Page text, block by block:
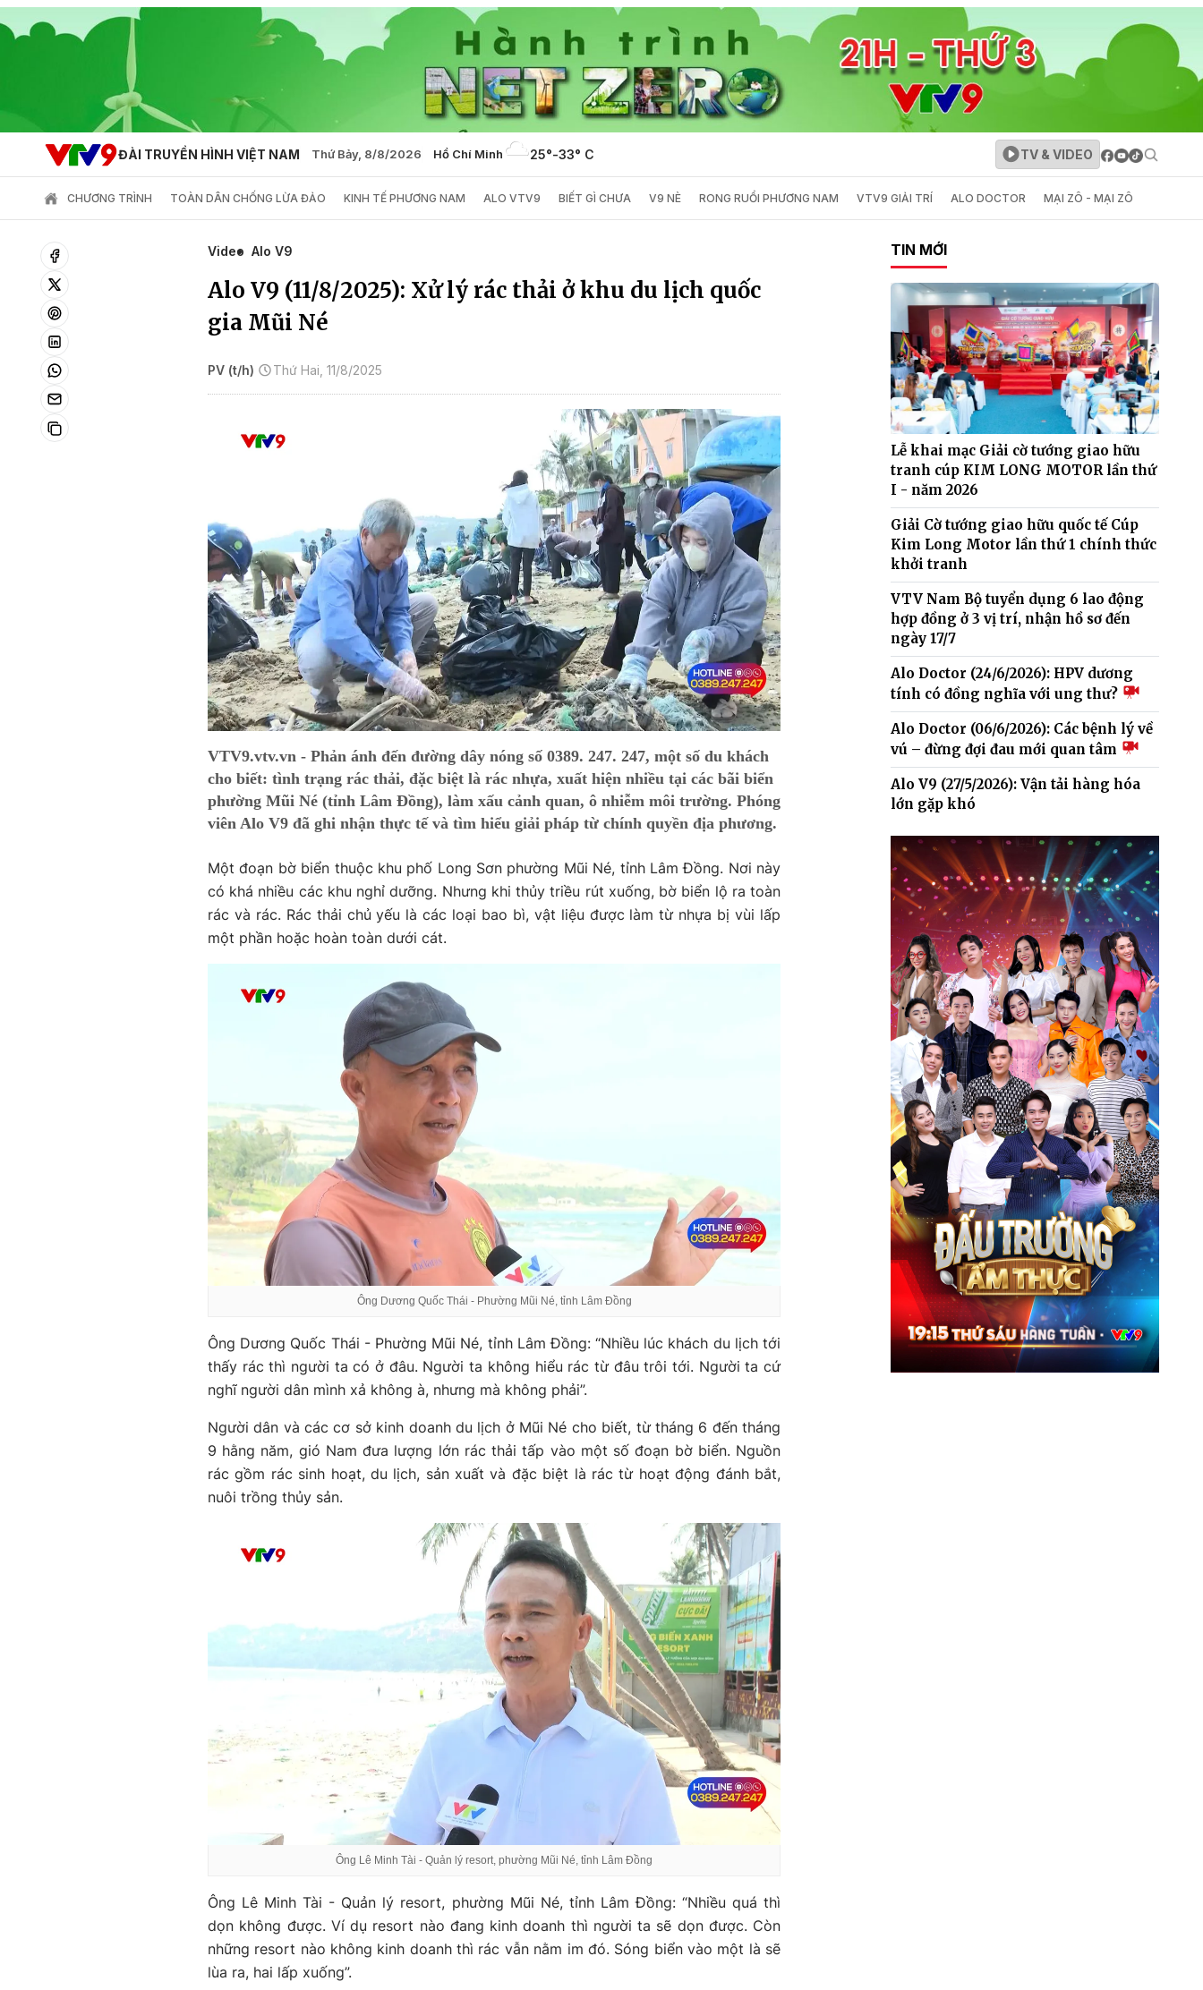
ĐÀI TRUYỀN HÌNH VIỆT NAM Thứ Bảy, 8/8/2026 Hồ Chí Minh 25°-33° C TV & VIDEO
CHƯƠNG TRÌNH TOÀN DÂN CHỐNG LỪA ĐẢO KINH TẾ PHƯƠNG NAM ALO VTV9 BIẾT GÌ CHƯA V9 NÈ RONG RUỔI PHƯƠNG NAM VTV9 GIẢI TRÍ ALO DOCTOR MẠI ZÔ - MẠI ZÔ
Video Alo V9
Alo V9 (11/8/2025): Xử lý rác thải ở khu du lịch quốc
gia Mũi Né
PV (t/h) Thứ Hai, 11/8/2025
VTV9.vtv.vn - Phản ánh đến đường dây nóng số 0389. 247. 247, một số du khách
cho biết: tình trạng rác thải, đặc biệt là rác nhựa, xuất hiện nhiều tại các bãi biển
phường Mũi Né (tỉnh Lâm Đồng), làm xấu cảnh quan, ô nhiễm môi trường. Phóng
viên Alo V9 đã ghi nhận thực tế và tìm hiểu giải pháp từ chính quyền địa phương.
Một đoạn bờ biển thuộc khu phố Long Sơn phường Mũi Né, tỉnh Lâm Đồng. Nơi này
có khá nhiều các khu nghỉ dưỡng. Nhưng khi thủy triều rút xuống, bờ biển lộ ra toàn
rác và rác. Rác thải chủ yếu là các loại bao bì, vật liệu được làm từ nhựa bị vùi lấp
một phần hoặc hoàn toàn dưới cát.
Ông Dương Quốc Thái - Phường Mũi Né, tỉnh Lâm Đồng
Ông Dương Quốc Thái - Phường Mũi Né, tỉnh Lâm Đồng: “Nhiều lúc khách du lịch tới
thấy rác thì người ta có ở đâu. Người ta không hiểu rác từ đâu trôi tới. Người ta cứ
nghĩ người dân mình xả không à, nhưng mà không phải”.
Người dân và các cơ sở kinh doanh du lịch ở Mũi Né cho biết, từ tháng 6 đến tháng
9 hằng năm, gió Nam đưa lượng lớn rác thải tấp vào một số đoạn bờ biển. Nguồn
rác gồm rác sinh hoạt, du lịch, sản xuất và đặc biệt là rác từ hoạt động đánh bắt,
nuôi trồng thủy sản.
Ông Lê Minh Tài - Quản lý resort, phường Mũi Né, tỉnh Lâm Đồng
Ông Lê Minh Tài - Quản lý resort, phường Mũi Né, tỉnh Lâm Đồng: “Nhiều quá thì
dọn không được. Ví dụ resort nào đang kinh doanh thì người ta sẽ dọn được. Còn
những resort nào không kinh doanh thì rác vẫn nằm im đó. Sóng biển vào một là sẽ
lùa ra, hai lấp xuống”.
TIN MỚI
Lễ khai mạc Giải cờ tướng giao hữu
tranh cúp KIM LONG MOTOR lần thứ
I - năm 2026
Giải Cờ tướng giao hữu quốc tế Cúp
Kim Long Motor lần thứ 1 chính thức
khởi tranh
VTV Nam Bộ tuyển dụng 6 lao động
hợp đồng ở 3 vị trí, nhận hồ sơ đến
ngày 17/7
Alo Doctor (24/6/2026): HPV dương
tính có đồng nghĩa với ung thư?
Alo Doctor (06/6/2026): Các bệnh lý về
vú – đừng đợi đau mới quan tâm
Alo V9 (27/5/2026): Vận tải hàng hóa
lớn gặp khó